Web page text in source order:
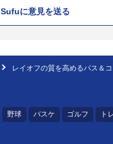
Sufuに意見を送る
レイオフの質を高めるパス＆
野球 バスケ ゴルフ ト